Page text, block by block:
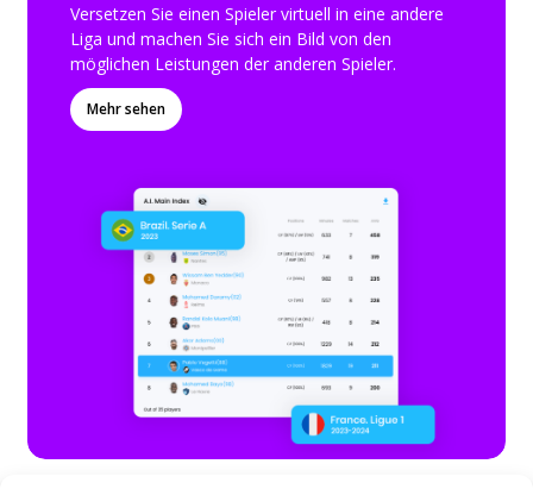
Versetzen Sie einen Spieler virtuell in eine andere
Liga und machen Sie sich ein Bild von den
möglichen Leistungen der anderen Spieler.
Mehr sehen